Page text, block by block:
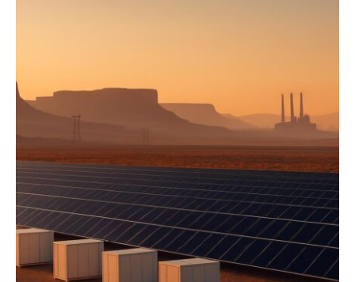
Interview
Article
Tech